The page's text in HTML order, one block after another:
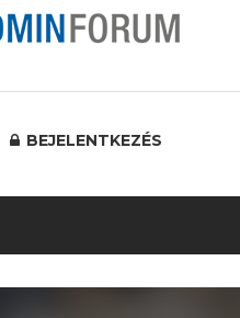
BEJELENTKEZÉS